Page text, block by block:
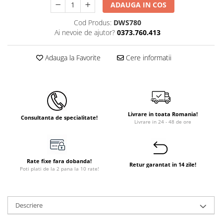
ADAUGA IN COS
Cod Produs: DWS780
Ai nevoie de ajutor? 0373.760.413
Adauga la Favorite Cere informatii
Consultanta de specialitate! Livrare in toata Romania!
Livrare in 24 - 48 de ore
Rate fixe fara dobanda!
Poti plati de la 2 pana la 10 rate!
Retur garantat in 14 zile!
Descriere